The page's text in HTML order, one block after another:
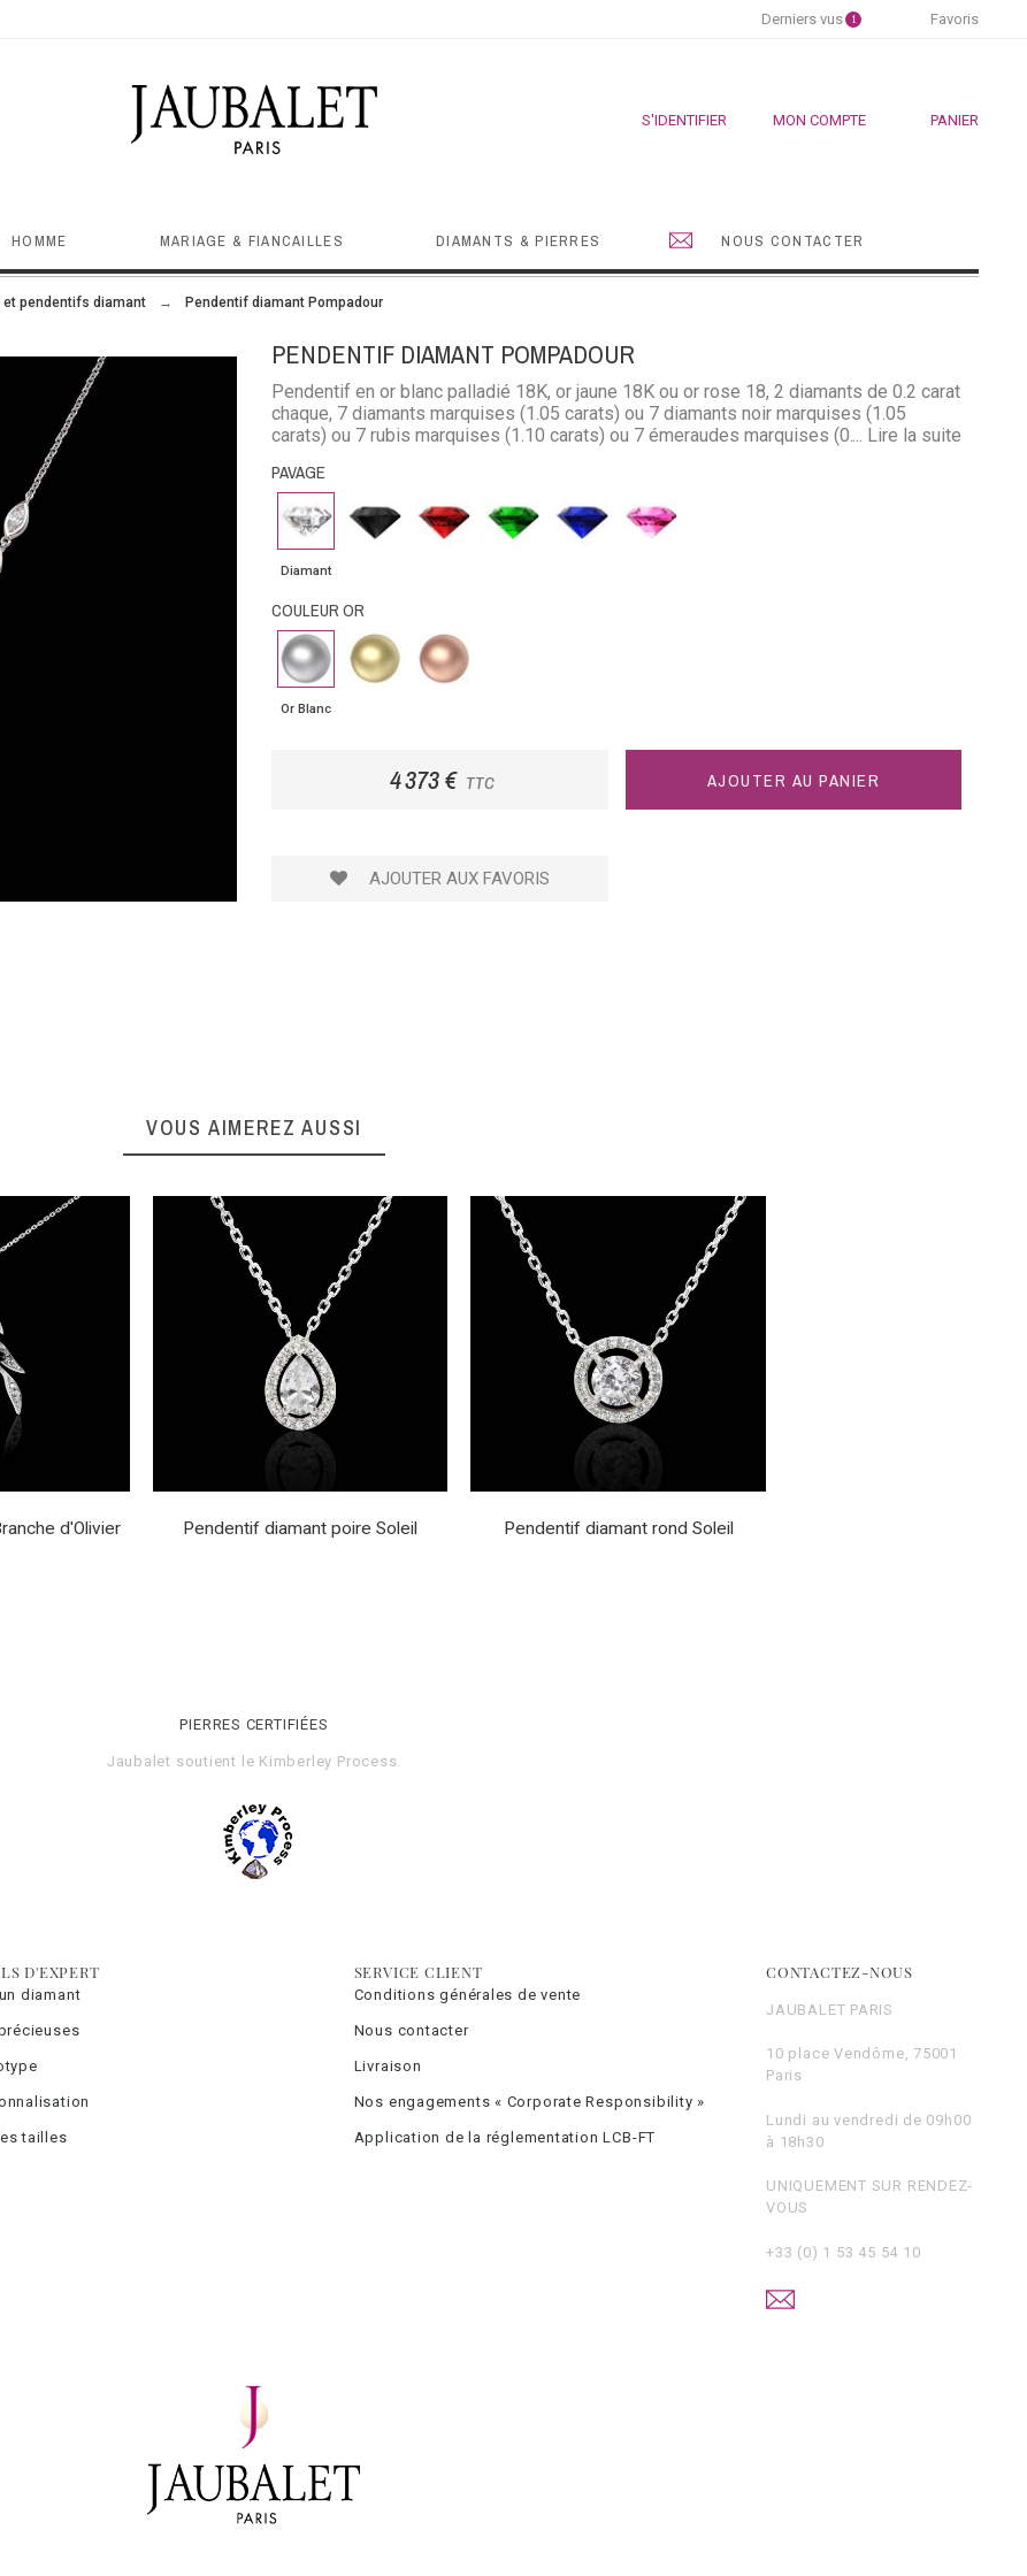
Derniers vus 1 Favoris
S'IDENTIFIER MON COMPTE PANIER
HOMME MARIAGE & FIANCAILLES DIAMANTS & PIERRES NOUS CONTACTER
et pendentifs diamant Pendentif diamant Pompadour
PENDENTIF DIAMANT POMPADOUR
Pendentif en or blanc palladié 18K, or jaune 18K ou or rose 18, 2 diamants de 0.2 carat
chaque, 7 diamants marquises (1.05 carats) ou 7 diamants noir marquises (1.05
carats) ou 7 rubis marquises (1.10 carats) ou 7 émeraudes marquises (0.90 carats)
... Lire la suite
PAVAGE
Diamant
Diamant
Diamant
noir
Rubis Emeraude
Saphir
bleu
Saphir
rose
COULEUR OR
Or
Blanc
Or Blanc
Or
Jaune
Or
Rose
4 373 € TTC AJOUTER AU PANIER
AJOUTER AUX FAVORIS
VOUS AIMEREZ AUSSI
d'Olivier Pendentif diamant poire Soleil Pendentif diamant rond Soleil
PIERRES CERTIFIÉES
Jaubalet soutient le Kimberley Process
D'EXPERT
diamant
tailles
SERVICE CLIENT
Conditions générales de vente
Nous contacter
Livraison
Nos engagements « Corporate Responsibility »
Application de la réglementation LCB-FT
CONTACTEZ-NOUS
JAUBALET PARIS
10 place Vendôme, 75001
Paris
Lundi au vendredi de 09h00
à 18h30
UNIQUEMENT SUR RENDEZ-
VOUS
+33 (0) 1 53 45 54 10